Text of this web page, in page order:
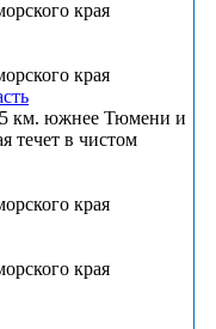
км. южнее Тюмени и
течет в чистом